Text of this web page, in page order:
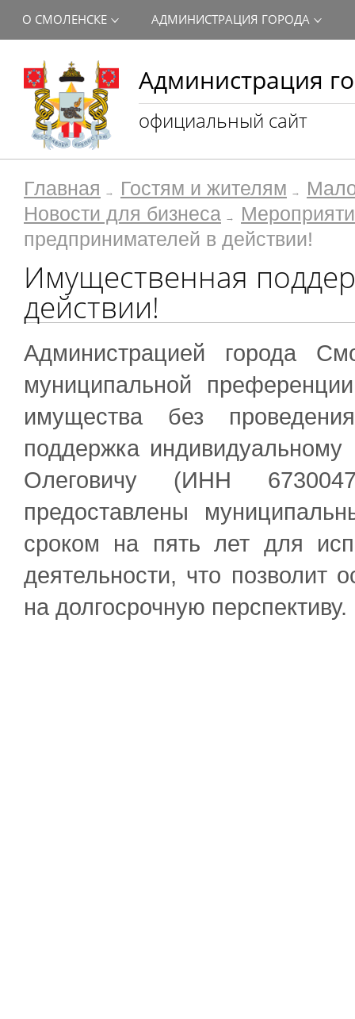
Администрация
официальный сайт
О СМОЛЕНСКЕ АДМИНИСТРАЦИЯ ГОРОДА
Главная Гостям и жителям
Новости для бизнеса
предпринимателей в действии!
Имущественная
действии!
Администрацией города
муниципальной
имущества без
поддержка
Олеговичу (ИНН
предоставлены
сроком на пять лет для
деятельности, что позволит
на долгосрочную перспективу.